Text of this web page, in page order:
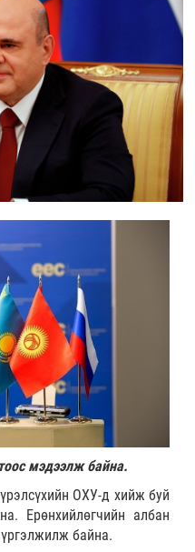
мэдээлж байна.
ОХУ-д хийж буй
Ерөнхийлөгчийн албан
байна.